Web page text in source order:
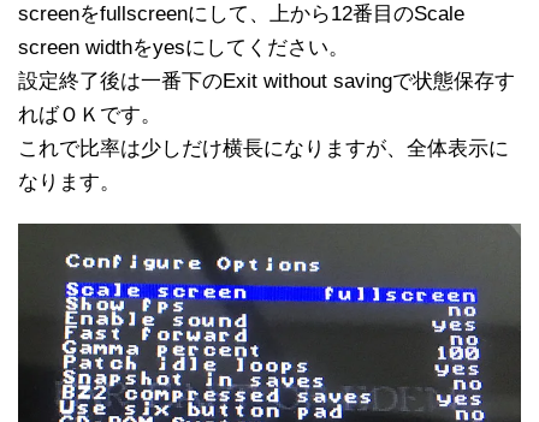
screenをfullscreenにして、上から12番目のScale
screen widthをyesにしてください。
設定終了後は一番下のExit without savingで状態保存す
ればＯＫです。
これで比率は少しだけ横長になりますが、全体表示に
なります。